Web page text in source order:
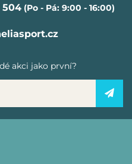
504 (Po - Pá: 9:00 - 16:00)
akci jako první?